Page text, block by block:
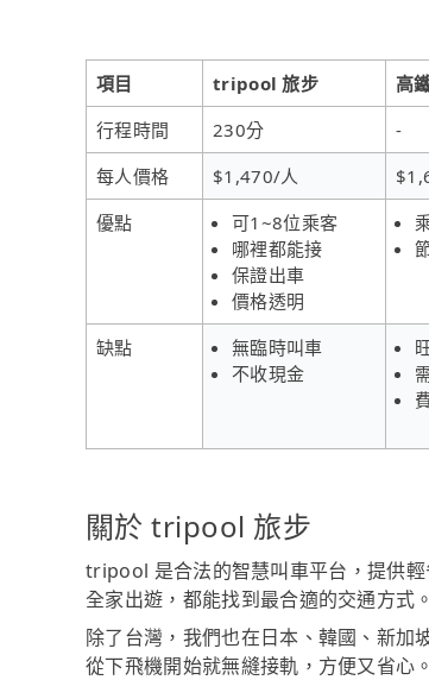
項目 tripool 旅步 高
行程時間
230分 -
每人價格
$1,470/人
優點
可1~8位乘客
哪裡都能接
保證出車
價格透明
缺點
無臨時叫車
不收現金
關於 tripool 旅步
tripool 是合法的智慧叫車平台，提供
全家出遊，都能找到最合適的交通方式。
除了台灣，我們也在日本、韓國、新加
從下飛機開始就無縫接軌，方便又省心。